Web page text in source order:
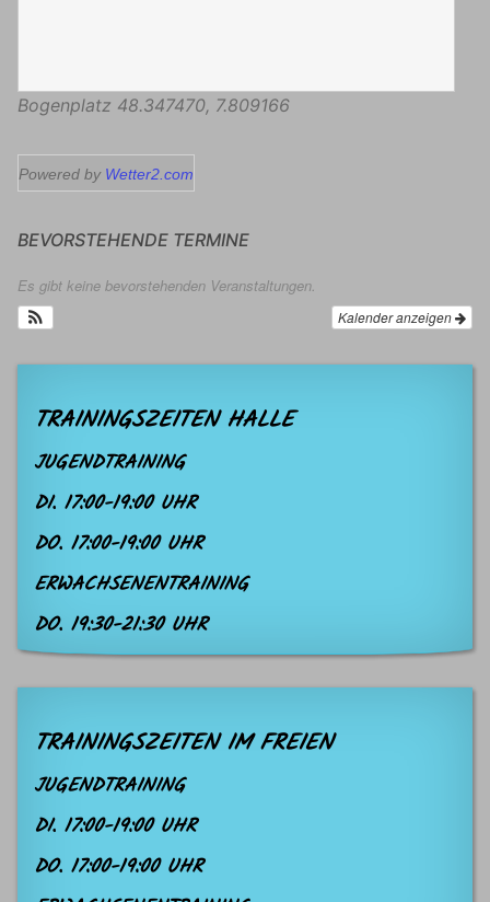
Bogenplatz 48.347470, 7.809166
Powered by Wetter2.com
BEVORSTEHENDE TERMINE
Es gibt keine bevorstehenden Veranstaltungen.
Kalender anzeigen
TRAININGSZEITEN HALLE
JUGENDTRAINING
DI. 17:00-19:00 UHR
DO. 17:00-19:00 UHR
ERWACHSENENTRAINING
DO. 19:30-21:30 UHR
TRAININGSZEITEN IM FREIEN
JUGENDTRAINING
DI. 17:00-19:00 UHR
DO. 17:00-19:00 UHR